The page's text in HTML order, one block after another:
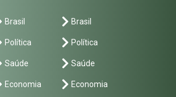
Brasil
Política
Saúde
Economia
Brasil
Política
Saúde
Economia